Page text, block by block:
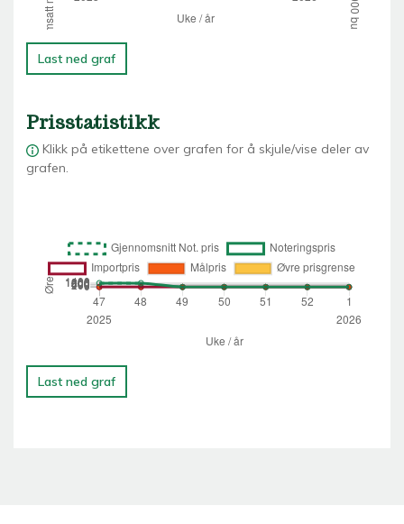
Last ned graf
Prisstatistikk
Klikk på etikettene over grafen for å skjule/vise deler av
grafen.
Last ned graf